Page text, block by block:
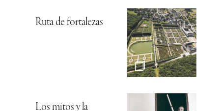
Ruta de fortalezas
Los mitos y la